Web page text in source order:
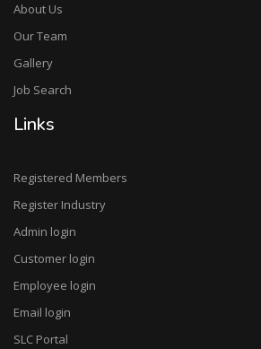
Inspection in favor of 3rd Foundation
Sevices on 27 December
3rd Foundation Day of
About Us
Our Team
Gallery
Job Search
Links
Registered Members
Register Industry
Admin login
Customer login
Employee login
Email login
SLC Portal